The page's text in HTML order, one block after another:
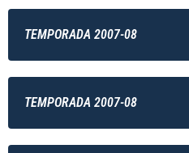
TEMPORADA 2007-08
TEMPORADA 2007-08